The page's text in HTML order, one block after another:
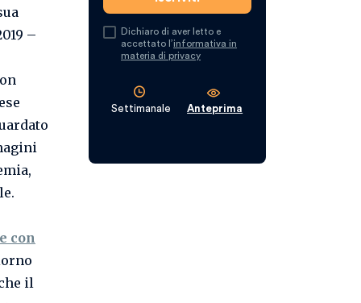
Dichiaro di aver letto e
accettato l’informativa in
materia di privacy
Settimanale Anteprima
–
con
il